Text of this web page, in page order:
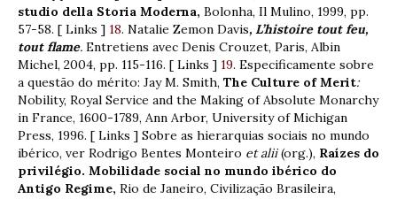
studio della Storia Moderna, Bolonha, Il Mulino, 1999, pp.
57-58. [ Links ] 18. Natalie Zemon Davis, L’histoire tout feu,
tout flame. Entretiens avec Denis Crouzet, Paris, Albin
Michel, 2004, pp. 115-116. [ Links ] 19. Especificamente sobre
a questão do mérito: Jay M. Smith, The Culture of Merit:
Nobility, Royal Service and the Making of Absolute Monarchy
in France, 1600-1789, Ann Arbor, University of Michigan
Press, 1996. [ Links ] Sobre as hierarquias sociais no mundo
ibérico, ver Rodrigo Bentes Monteiro et alii(org.), Raízes do
privilégio. Mobilidade social no mundo ibérico do
Antigo Regime, Rio de Janeiro, Civilização Brasileira,